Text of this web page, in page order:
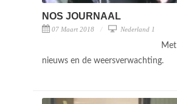
NOS JOURNAAL
07 Maart 2018 Nederland 1
nieuws en de weersverwachting.